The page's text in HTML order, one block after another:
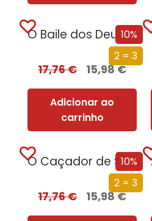
10%
2 = 3
O Baile dos Deuses
17,76€ 15,98€
Adicionar ao
carrinho
10%
2 = 3
O Caçador de Sonhos
17,76€ 15,98€